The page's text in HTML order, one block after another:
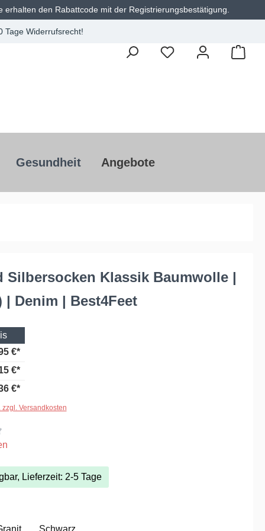
erhalten den Rabattcode mit der Registrierungsbestätigung.
Tage Widerrufsrecht!
Gesundheit Angebote
Silbersocken Klassik Baumwolle |
| Denim | Best4Feet
€*
€*
€*
zzgl. Versandkosten
Bewertung von 4.3 von 5 Sternen
Lieferzeit: 2-5 Tage
Schwarz